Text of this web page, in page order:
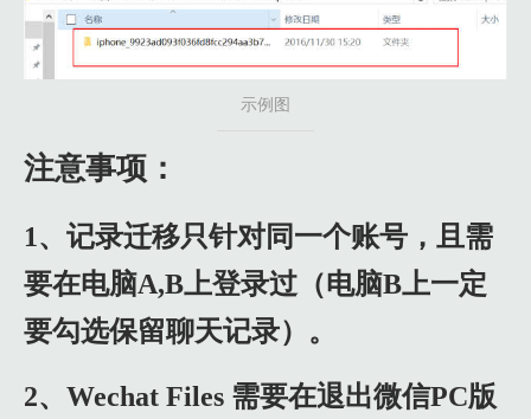
示例图
注意事项：
1、记录迁移只针对同一个账号，且需
要在电脑A,B上登录过（电脑B上一定
要勾选保留聊天记录）。
2、Wechat Files 需要在退出微信PC版